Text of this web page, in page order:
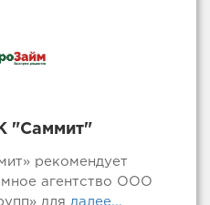
"Саммит"
рекомендует
агентство ООО
для далее...